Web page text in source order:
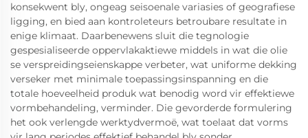
konsekwent bly, ongeag seisoenale variasies of geografiese
ligging, en bied aan kontroleteurs betroubare resultate in
enige klimaat. Daarbenewens sluit die tegnologie
gespesialiseerde oppervlakaktiewe middels in wat die olie
se verspreidingseienskappe verbeter, wat uniforme dekking
verseker met minimale toepassingsinspanning en die
totale hoeveelheid produk wat benodig word vir effektiewe
vormbehandeling, verminder. Die gevorderde formulering
het ook verlengde werktydvermoë, wat toelaat dat vorms